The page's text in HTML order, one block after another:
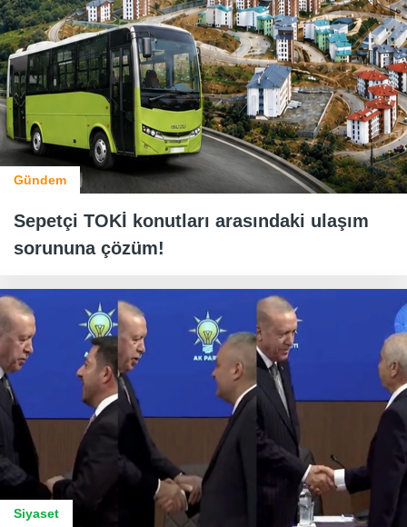
Gündem
Sepetçi TOKİ konutları arasındaki ulaşım
sorununa çözüm!
Siyaset